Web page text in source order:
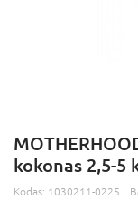
kokonas 2,5-5
Kodas: 1030211-0225